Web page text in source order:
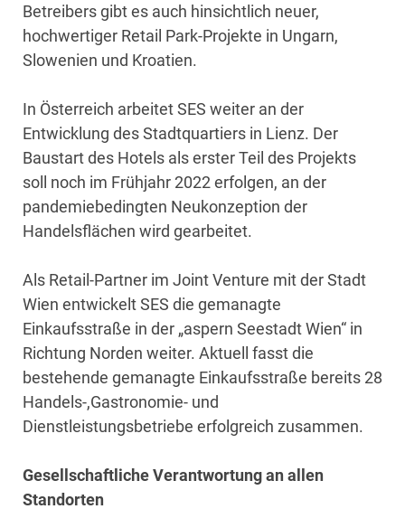
Betreibers gibt es auch hinsichtlich neuer,
hochwertiger Retail Park-Projekte in Ungarn,
Slowenien und Kroatien.
In Österreich arbeitet SES weiter an der
Entwicklung des Stadtquartiers in Lienz. Der
Baustart des Hotels als erster Teil des Projekts
soll noch im Frühjahr 2022 erfolgen, an der
pandemiebedingten Neukonzeption der
Handelsflächen wird gearbeitet.
Als Retail-Partner im Joint Venture mit der Stadt
Wien entwickelt SES die gemanagte
Einkaufsstraße in der „aspern Seestadt Wien“ in
Richtung Norden weiter. Aktuell fasst die
bestehende gemanagte Einkaufsstraße bereits 28
Handels-,Gastronomie- und
Dienstleistungsbetriebe erfolgreich zusammen.
Gesellschaftliche Verantwortung an allen
Standorten